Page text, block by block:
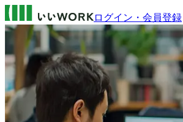
ログイン・会員登録